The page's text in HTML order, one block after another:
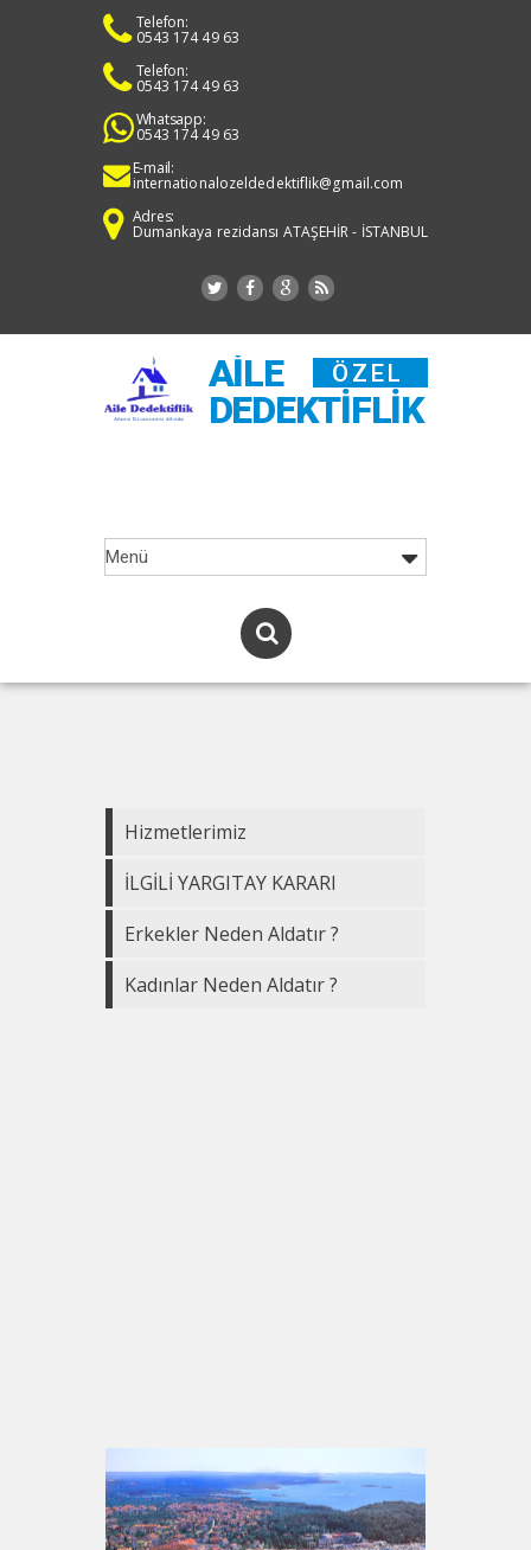
Telefon:
0543 174 49 63
Telefon:
0543 174 49 63
Whatsapp:
0543 174 49 63
E-mail:
internationalozeldedektiflik@gmail.com
Adres:
Dumankaya rezidansı ATAŞEHİR - İSTANBUL
AILE ÖZEL
DEDEKTIFLIK
Hizmetlerimiz
İLGİLİ YARGITAY KARARI
Erkekler Neden Aldatır ?
Kadınlar Neden Aldatır ?